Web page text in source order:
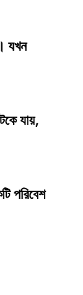
যখন
যায়,
পরিবেশ